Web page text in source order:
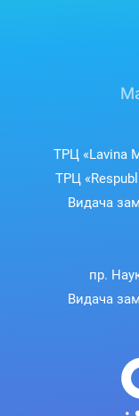
ТРЦ «Lavina
ТРЦ
Видача
пр.
Видача